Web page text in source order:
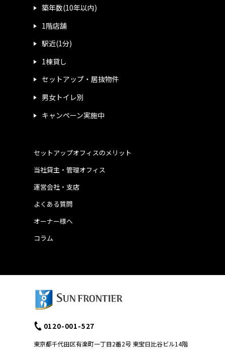
築年数(10年以内)
1階店舗
駅近(1分)
1棟貸し
セットアップ・居抜物件
男女トイレ別
キャンペーン実施中
運営会社・支店
よくある質問
当社貸主・管理オフィス
オーナー様へ
コラム
セットアップオフィスのメリット
0120-001-527
東京都千代田区有楽町一丁目2番2号 東宝日比谷ビル14階